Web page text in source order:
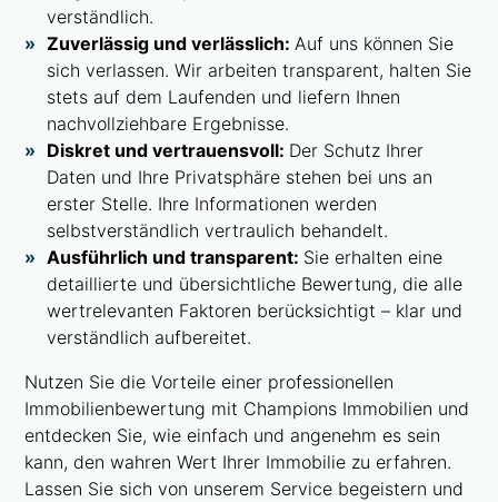
verständlich.
Zuverlässig und verlässlich: Auf uns können Sie
sich verlassen. Wir arbeiten transparent, halten Sie
stets auf dem Laufenden und liefern Ihnen
nachvollziehbare Ergebnisse.
Diskret und vertrauensvoll: Der Schutz Ihrer
Daten und Ihre Privatsphäre stehen bei uns an
erster Stelle. Ihre Informationen werden
selbstverständlich vertraulich behandelt.
Ausführlich und transparent: Sie erhalten eine
detaillierte und übersichtliche Bewertung, die alle
wertrelevanten Faktoren berücksichtigt – klar und
verständlich aufbereitet.
Nutzen Sie die Vorteile einer professionellen
Immobilienbewertung mit Champions Immobilien und
entdecken Sie, wie einfach und angenehm es sein
kann, den wahren Wert Ihrer Immobilie zu erfahren.
Lassen Sie sich von unserem Service begeistern und